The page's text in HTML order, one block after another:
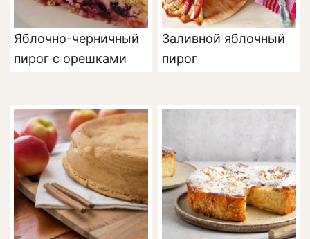
Яблочно-черничный
пирог с орешками
Заливной яблочный
пирог